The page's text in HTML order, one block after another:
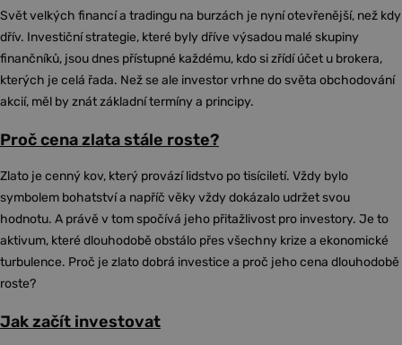
Svět velkých financí a tradingu na burzách je nyní otevřenější, než kdy
dřív. Investiční strategie, které byly dříve výsadou malé skupiny
finančníků, jsou dnes přístupné každému, kdo si zřídí účet u brokera,
kterých je celá řada. Než se ale investor vrhne do světa obchodování
akcií, měl by znát základní termíny a principy.
Proč cena zlata stále roste?
Zlato je cenný kov, který provází lidstvo po tisíciletí. Vždy bylo
symbolem bohatství a napříč věky vždy dokázalo udržet svou
hodnotu. A právě v tom spočívá jeho přitažlivost pro investory. Je to
aktivum, které dlouhodobě obstálo přes všechny krize a ekonomické
turbulence. Proč je zlato dobrá investice a proč jeho cena dlouhodobě
roste?
Jak začít investovat